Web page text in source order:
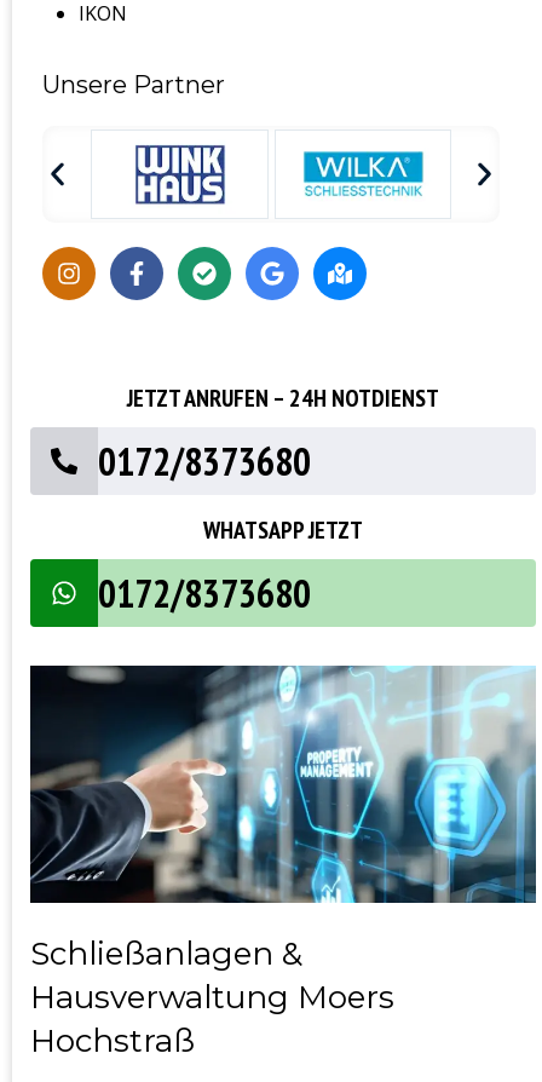
IKON
Unsere Partner
JETZT ANRUFEN – 24H NOTDIENST
0172/8373680
WHATSAPP JETZT
0172/8373680
Schließanlagen &
Hausverwaltung Moers
Hochstraß